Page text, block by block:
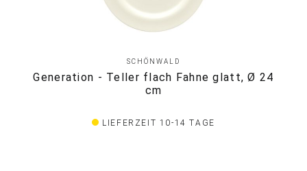
SCHÖNWALD
Generation - Teller flach Fahne glatt, Ø 24
cm
LIEFERZEIT 10-14 TAGE